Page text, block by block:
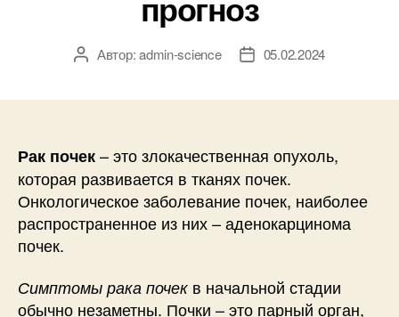
АвторАвтор:admin-science
Дата05.02.2024
Рак почек– это злокачественная опухоль,
которая развивается в тканях почек.
Онкологическое заболевание почек, наиболее
распространенное из них – аденокарцинома
почек.
Симптомы рака почек в начальной стадии
обычно незаметны. Почки – это парный орган,